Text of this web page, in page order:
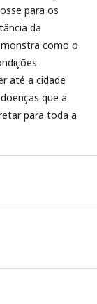
para os
da
como o
até a cidade
que a
para toda a